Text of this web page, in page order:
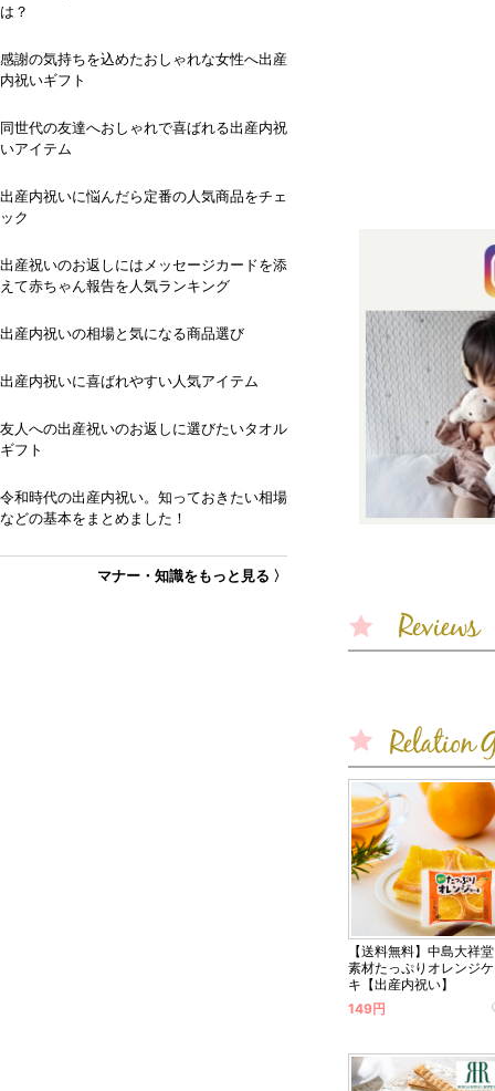
【送料無料】中島大祥堂
素材たっぷりオレンジ
キ【出産内祝い】
149円
は？
感謝の気持ちを込めたおしゃれな女性へ出産
内祝いギフト
同世代の友達へおしゃれで喜ばれる出産内祝
いアイテム
出産内祝いに悩んだら定番の人気商品をチェ
ック
出産祝いのお返しにはメッセージカードを添
えて赤ちゃん報告を人気ランキング
出産内祝いの相場と気になる商品選び
出産内祝いに喜ばれやすい人気アイテム
友人への出産祝いのお返しに選びたいタオル
ギフト
令和時代の出産内祝い。知っておきたい相場
などの基本をまとめました！
マナー・知識をもっと見る 〉